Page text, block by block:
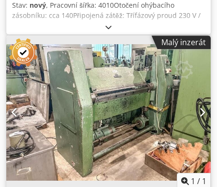
Stav: nový, Pracovní šířka: 4010Otočení ohýbacího
zásobníku: cca 140Připojená zátěž: Třífázový proud 230 V /
400 V - 1,5Úhel ohybu (max.): 180Délka ohybu: 4010 -
VYSOKÁ ÚČINNOST Dcedpfx Aerzx D Noilsk - PLNĚ
HYDRAULICKÝ - VYSOCE KVALITNÍ OCEL - ROVNOMĚRNÝ
KONTAKTNÍ TLAK - RUČNÍ ŘEZACÍ JEDNOTKA - S
PROFILOVACÍM ZAŘÍZENÍM - ELEKTRONICKÉ NASTAVENÍ
ÚHLU Dlouhý úkosovací stroj RULI je ideálním strojem pro
klempíře a malé i velké podniky zpracovávající plech.
Vyznačuje se jednoduchou a důmyslnou konstrukcí a není
náchylný k opravám. Dlouhý ohraňovací stroj RULI pracuje
plně hydraulicky, upínání a ohýbání se ovládá malou
pákou. Kyvadlově uložený a vertikálně uzavíratelný horní
nosník umožňuje rovnoměrně rozložený přítlak po celé
délce a zabraňuje posunu plechu při upínání. Stupnice o 2
stupních umožňují odečítat a nastavovat jednotlivé úhly
ohybu. Stroj se instaluje na betonovou podlahu nebo strop
(min. 12 cm).
Malý inzerát
1 / 1